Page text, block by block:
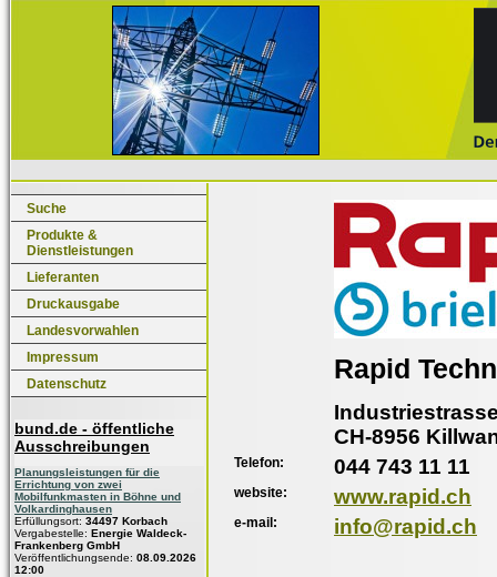
Suche
Produkte &
Dienstleistungen
Lieferanten
Druckausgabe
Landesvorwahlen
Impressum
Datenschutz
bund.de - öffentliche
Ausschreibungen
Planungsleistungen für die
Errichtung von zwei
Mobilfunkmasten in Böhne und
Volkardinghausen
Erfüllungsort: 34497 Korbach
Vergabestelle: Energie Waldeck-
Frankenberg GmbH
Veröffentlichungsende: 08.09.2026
12:00
Rapid
CH-8956
Telefon: 044 743 11 11
website: www.rapid.ch
e-mail: info@rapid.ch